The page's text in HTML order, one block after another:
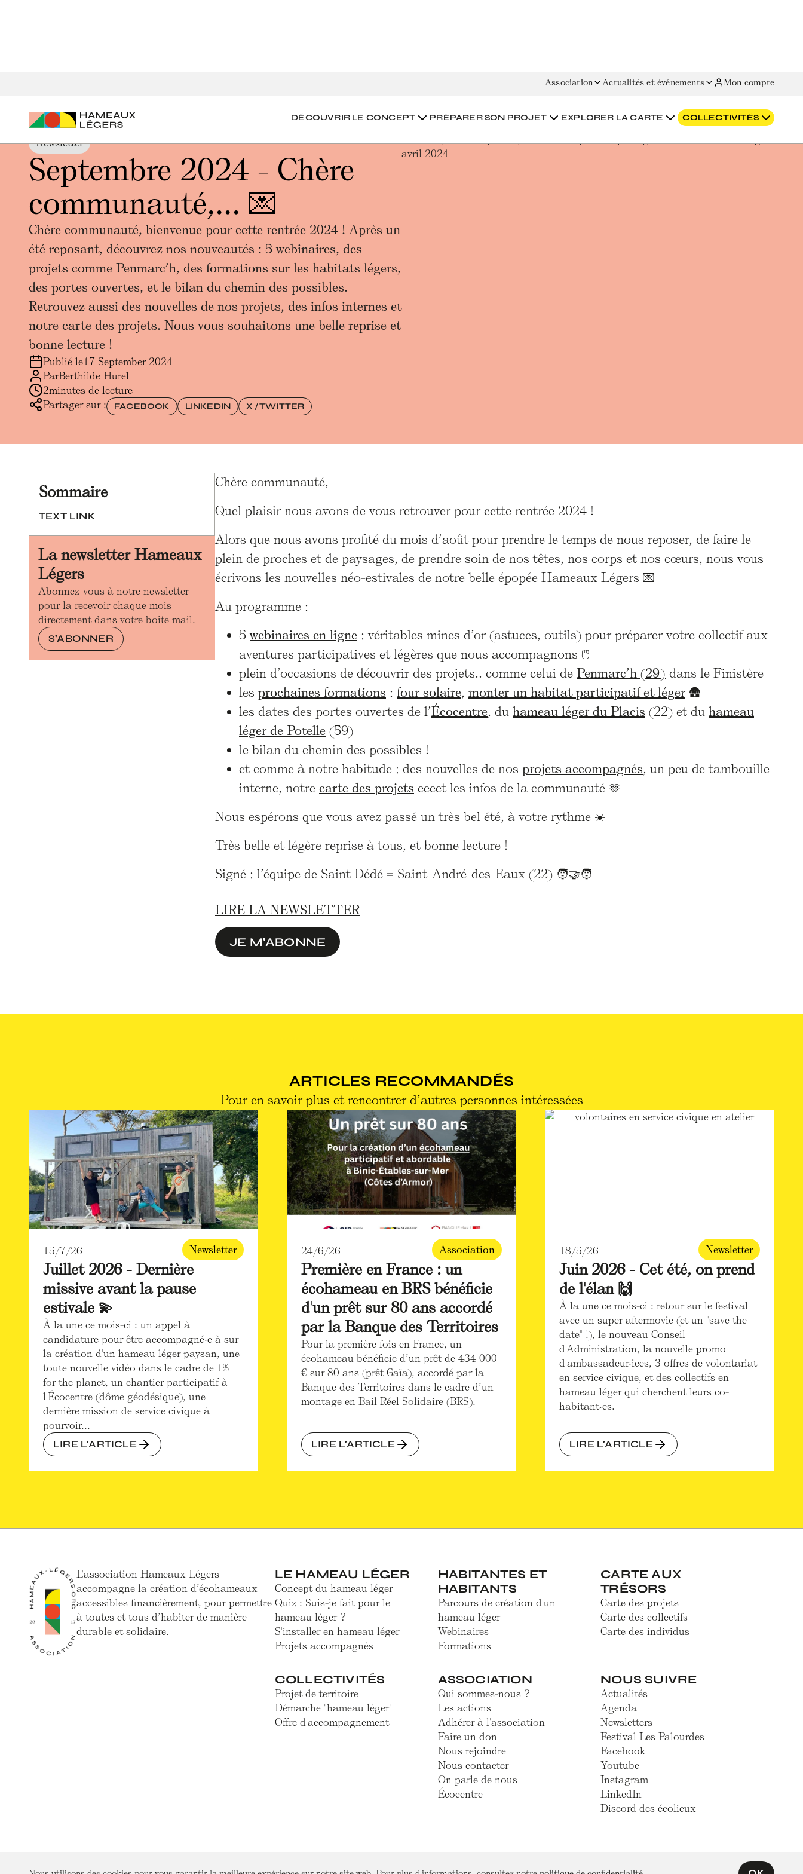
Association Actualités et événements Mon compte
DÉCOUVRIR LE CONCEPT PRÉPARER SON PROJET EXPLORER LA CARTE COLLECTIVITÉS
Newsletter
Septembre 2024 - Chère
communauté,... 💌
Chère communauté, bienvenue pour cette rentrée 2024 ! Après un
été reposant, découvrez nos nouveautés : 5 webinaires, des
projets comme Penmarc’h, des formations sur les habitats légers,
des portes ouvertes, et le bilan du chemin des possibles.
Retrouvez aussi des nouvelles de nos projets, des infos internes et
notre carte des projets. Nous vous souhaitons une belle reprise et
bonne lecture !
Publié le17 September 2024
ParBerthilde Hurel
2minutes de lecture
Partager sur :
FACEBOOK LINKEDIN X / TWITTER
Sommaire
TEXT LINK
La newsletter Hameaux
Légers
Abonnez-vous à notre newsletter
pour la recevoir chaque mois
directement dans votre boite mail.
S'ABONNER
Chère communauté,
Quel plaisir nous avons de vous retrouver pour cette rentrée 2024 !
Alors que nous avons profité du mois d’août pour prendre le temps de nous reposer, de faire le
plein de proches et de paysages, de prendre soin de nos têtes, nos corps et nos cœurs, nous vous
écrivons les nouvelles néo-estivales de notre belle épopée Hameaux Légers 💌
Au programme :
5webinaires en ligne : véritables mines d’or (astuces, outils) pour préparer votre collectif aux
aventures participatives et légères que nous accompagnons 🖱️
plein d’occasions de découvrir des projets.. comme celui de Penmarc’h (29) dans le Finistère
les prochaines formations : four solaire, monter un habitat participatif et léger 🛖
les dates des portes ouvertes de l’Écocentre, du hameau léger du Placis (22) et du hameau
léger de Potelle (59)
le bilan du chemin des possibles !
et comme à notre habitude : des nouvelles de nos projets accompagnés, un peu de tambouille
interne, notre carte des projets eeeet les infos de la communauté 🫶
Nous espérons que vous avez passé un très bel été, à votre rythme ☀️
Très belle et légère reprise à tous, et bonne lecture !
Signé : l’équipe de Saint Dédé = Saint-André-des-Eaux (22) 🧑‍🤝‍🧑
LIRE LA NEWSLETTER
JE M'ABONNE
ARTICLES RECOMMANDÉS
Pour en savoir plus et rencontrer d’autres personnes intéressées
15/7/26 Newsletter
Juillet 2026 - Dernière
missive avant la pause
estivale 💫
À la une ce mois-ci : un appel à
candidature pour être accompagné·e à sur
la création d'un hameau léger paysan, une
toute nouvelle vidéo dans le cadre de 1%
for the planet, un chantier participatif à
l'Écocentre (dôme géodésique), une
dernière mission de service civique à
pourvoir...
LIRE L'ARTICLE
24/6/26 Association
Première en France : un
écohameau en BRS bénéficie
d'un prêt sur 80 ans accordé
par la Banque des Territoires
Pour la première fois en France, un
écohameau bénéficie d’un prêt de 434 000
€ sur 80 ans (prêt Gaïa), accordé par la
Banque des Territoires dans le cadre d’un
montage en Bail Réel Solidaire (BRS).
LIRE L'ARTICLE
18/5/26 Newsletter
Juin 2026 - Cet été, on prend
de l'élan 🙌
À la une ce mois-ci : retour sur le festival
avec un super aftermovie (et un "save the
date" !), le nouveau Conseil
d'Administration, la nouvelle promo
d'ambassadeur·ices, 3 offres de volontariat
en service civique, et des collectifs en
hameau léger qui cherchent leurs co-
habitant·es.
LIRE L'ARTICLE
L'association Hameaux Légers
accompagne la création d’écohameaux
accessibles financièrement, pour permettre
à toutes et tous d’habiter de manière
durable et solidaire.
LE HAMEAU LÉGER
Concept du hameau léger
Quiz : Suis-je fait pour le
hameau léger ?
S'installer en hameau léger
Projets accompagnés
HABITANTES ET
HABITANTS
Parcours de création d'un
hameau léger
Webinaires
Formations
CARTE AUX
TRÉSORS
Carte des projets
Carte des collectifs
Carte des individus
COLLECTIVITÉS
Projet de territoire
Démarche "hameau léger"
Offre d'accompagnement
ASSOCIATION
Qui sommes-nous ?
Les actions
Adhérer à l'association
Faire un don
Nous rejoindre
Nous contacter
On parle de nous
Écocentre
NOUS SUIVRE
Actualités
Agenda
Newsletters
Festival Les Palourdes
Facebook
Youtube
Instagram
LinkedIn
Discord des écolieux